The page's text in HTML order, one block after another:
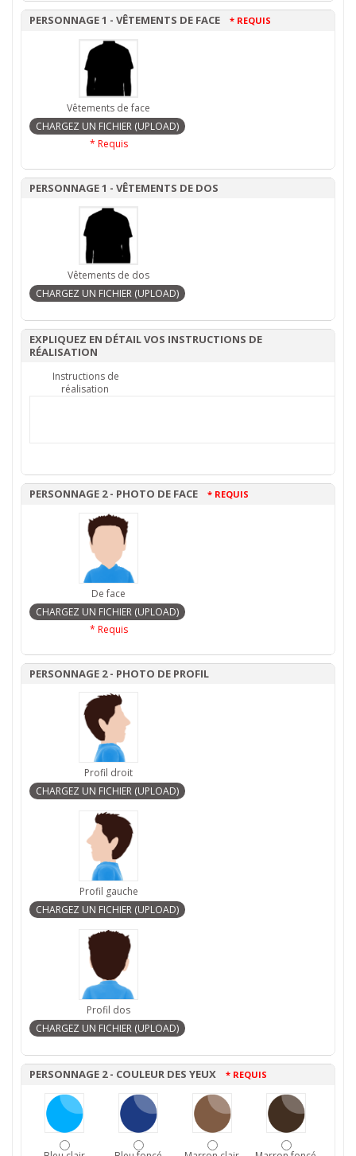
PERSONNAGE 1 - VÊTEMENTS DE FACE * REQUIS
Vêtements de face
* Requis
PERSONNAGE 1 - VÊTEMENTS DE DOS
Vêtements de dos
EXPLIQUEZ EN DÉTAIL VOS INSTRUCTIONS DE
RÉALISATION
Instructions de
réalisation
PERSONNAGE 2 - PHOTO DE FACE * REQUIS
De face
* Requis
PERSONNAGE 2 - PHOTO DE PROFIL
Profil droit
Profil gauche
Profil dos
PERSONNAGE 2 - COULEUR DES YEUX * REQUIS